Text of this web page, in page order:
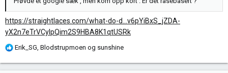
https://straightlaces.com/what-do-d...v6pYiBxS_jZDA-
yX2n7eTrVCylpQim2S9HBA8K1qtUSRk
R
Erik_SG, Blodstrupmoen og sunshine